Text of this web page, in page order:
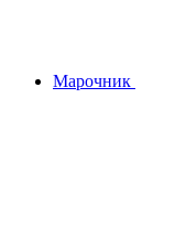
Марочник